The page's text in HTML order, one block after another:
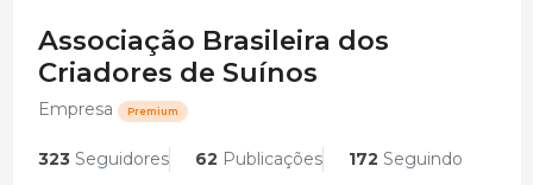
Associação Brasileira dos
Criadores de Suínos
Empresa Premium
323Seguidores 62 Publicações 172 Seguindo